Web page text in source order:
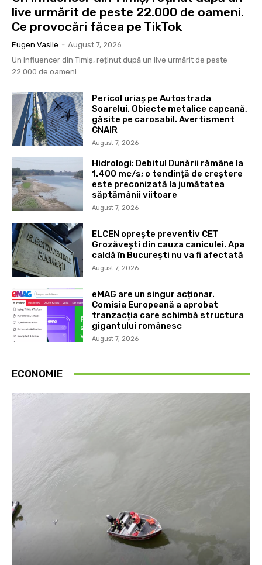
live urmărit de peste 22.000 de oameni.
Ce provocări făcea pe TikTok
Eugen Vasile - August 7, 2026
Un influencer din Timiș, reținut după un live urmărit de peste
22.000 de oameni
Pericol uriaș pe Autostrada
Soarelui. Obiecte metalice capcană,
găsite pe carosabil. Avertisment
CNAIR
August 7, 2026
Hidrologi: Debitul Dunării rămâne la
1.400 mc/s; o tendință de creștere
este preconizată la jumătatea
săptămânii viitoare
August 7, 2026
ELCEN oprește preventiv CET
Grozăvești din cauza caniculei. Apa
caldă în București nu va fi afectată
August 7, 2026
eMAG are un singur acționar.
Comisia Europeană a aprobat
tranzacția care schimbă structura
gigantului românesc
August 7, 2026
ECONOMIE